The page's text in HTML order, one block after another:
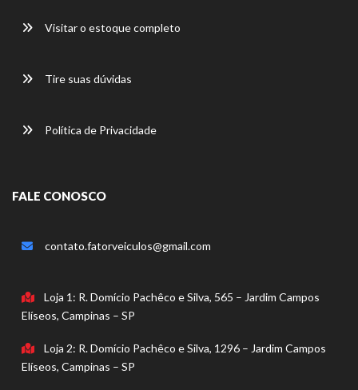
Visitar o estoque completo
Tire suas dúvidas
Política de Privacidade
FALE CONOSCO
contato.fatorveiculos@gmail.com
Loja 1: R. Domício Pachêco e Silva, 565 – Jardim Campos
Elíseos, Campinas – SP
Loja 2: R. Domício Pachêco e Silva, 1296 – Jardim Campos
Elíseos, Campinas – SP